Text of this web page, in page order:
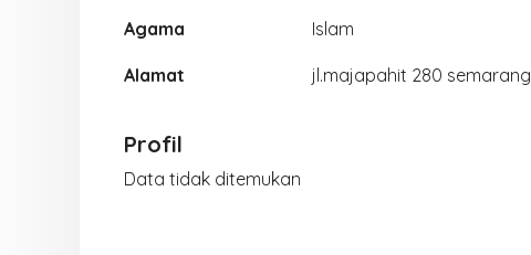
Agama Islam
Alamat jl.majapahit 280 semarang
Profil
Data tidak ditemukan